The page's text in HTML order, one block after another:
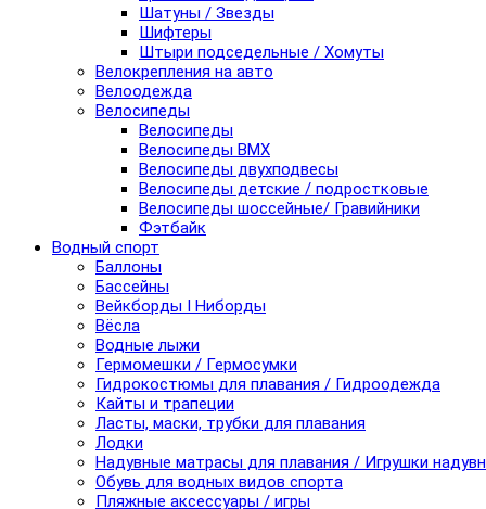
Шатуны / Звезды
Шифтеры
Штыри подседельные / Хомуты
Велокрепления на авто
Велоодежда
Велосипеды
Велосипеды
Велосипеды BMX
Велосипеды двухподвесы
Велосипеды детские / подростковые
Велосипеды шоссейные/ Гравийники
Фэтбайк
Водный спорт
Баллоны
Бассейны
Вейкборды I Ниборды
Вёсла
Водные лыжи
Гермомешки / Гермосумки
Гидрокостюмы для плавания / Гидроодежда
Кайты и трапеции
Ласты, маски, трубки для плавания
Лодки
Надувные матрасы для плавания / Игрушки
Обувь для водных видов спорта
Пляжные аксессуары / игры